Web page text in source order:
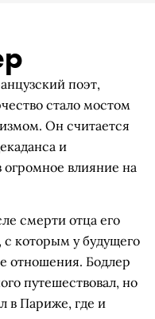
поэт,
стало мостом
Он считается
и
огромное влияние на
смерти отца его
с которым у будущего
отношения. Бодлер
путешествовал, но
в Париже, где и